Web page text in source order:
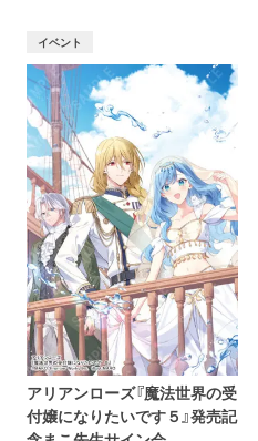
イベント
アリアンローズ『魔法世界の受
付嬢になりたいです５』発売記